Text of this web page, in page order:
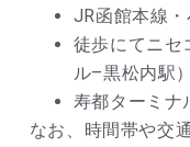
JR函館本線・
徒歩にてニセ
ル–黒松内駅
寿都ターミナ
なお、時間帯や交